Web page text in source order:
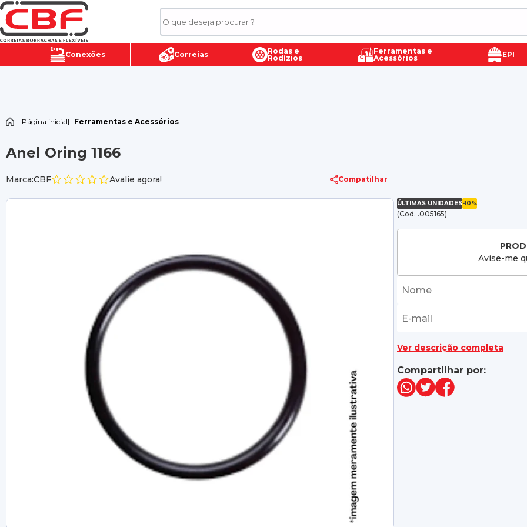
Conexões Correias
Rodas e
Rodízios
Ferramentas e
Acessórios
EPI
|Página inicial| Ferramentas e Acessórios
Anel Oring 1166
Marca:CBF Avalie agora! Compatilhar
ÚLTIMAS UNIDADES-10%
(Cod. .005165)
Avise-me
Ver descrição completa
Compartilhar por: